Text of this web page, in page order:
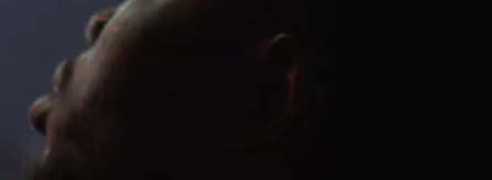
Conectar
Ministerios